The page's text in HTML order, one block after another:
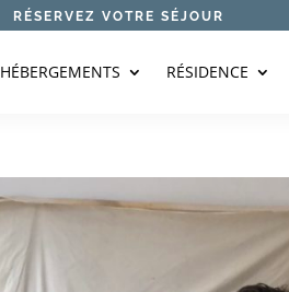
RÉSERVEZ VOTRE SÉJOUR
HÉBERGEMENTS RÉSIDENCE